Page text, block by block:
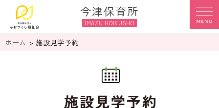
今津保育所
IMAZU HOIKUSHO
ホーム > 施設見学予約